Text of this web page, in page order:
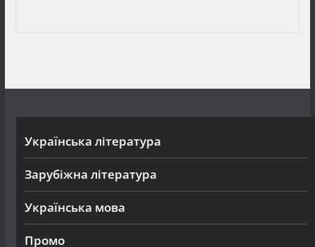
Українська література
Зарубіжна література
Українська мова
Промо